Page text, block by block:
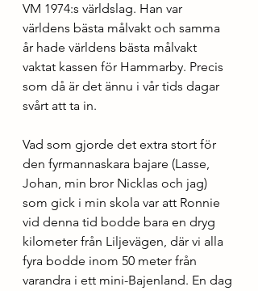
VM 1974:s världslag. Han var
världens bästa målvakt och samma
år hade världens bästa målvakt
vaktat kassen för Hammarby. Precis
som då är det ännu i vår tids dagar
svårt att ta in.
Vad som gjorde det extra stort för
den fyrmannaskara bajare (Lasse,
Johan, min bror Nicklas och jag)
som gick i min skola var att Ronnie
vid denna tid bodde bara en dryg
kilometer från Liljevägen, där vi alla
fyra bodde inom 50 meter från
varandra i ett mini-Bajenland. En dag